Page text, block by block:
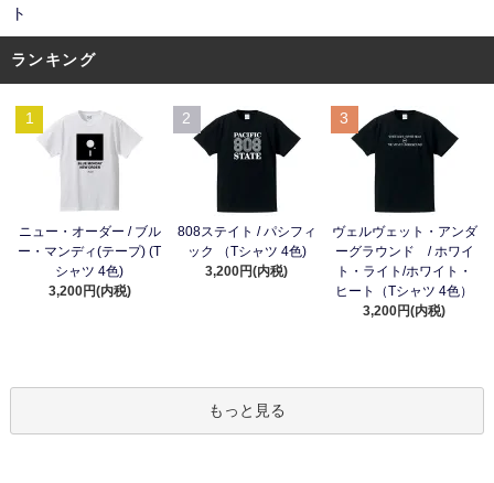
ト
ランキング
1
ニュー・オーダー / ブル
ー・マンディ(テープ) (T
シャツ 4色)
3,200円(内税)
2
808ステイト / パシフィ
ック （Tシャツ 4色)
3,200円(内税)
3
ヴェルヴェット・アンダ
ーグラウンド / ホワイ
ト・ライト/ホワイト・
ヒート（Tシャツ 4色）
3,200円(内税)
もっと見る